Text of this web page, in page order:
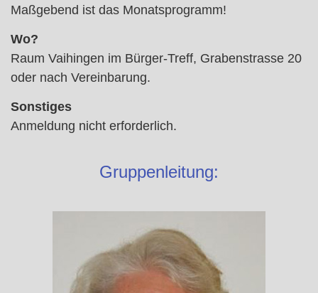
Maßgebend ist das Monatsprogramm!
Wo?
Raum Vaihingen im Bürger-Treff, Grabenstrasse 20
oder nach Vereinbarung.
Sonstiges
Anmeldung nicht erforderlich.
Gruppenleitung: